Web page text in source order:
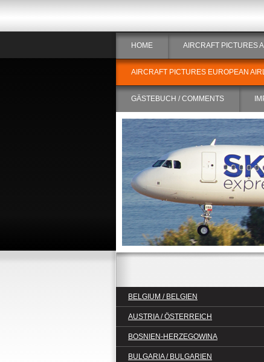
HOME AIRCRAFT PICTURES
AIRCRAFT PICTURES EUROPEAN
GÄSTEBUCH / COMMENTS
BELGIUM / BELGIEN
AUSTRIA / ÖSTERREICH
BOSNIEN-HERZEGOWINA
BULGARIA / BULGARIEN